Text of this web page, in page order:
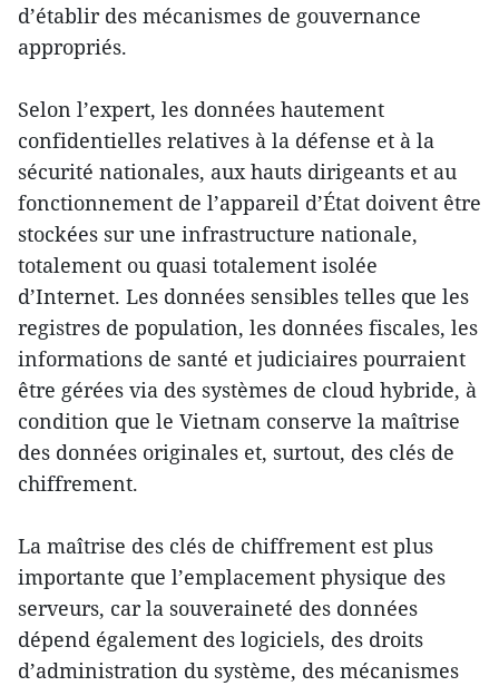
d’établir des mécanismes de gouvernance
appropriés.
Selon l’expert, les données hautement
confidentielles relatives à la défense et à la
sécurité nationales, aux hauts dirigeants et au
fonctionnement de l’appareil d’État doivent être
stockées sur une infrastructure nationale,
totalement ou quasi totalement isolée
d’Internet. Les données sensibles telles que les
registres de population, les données fiscales, les
informations de santé et judiciaires pourraient
être gérées via des systèmes de cloud hybride, à
condition que le Vietnam conserve la maîtrise
des données originales et, surtout, des clés de
chiffrement.
La maîtrise des clés de chiffrement est plus
importante que l’emplacement physique des
serveurs, car la souveraineté des données
dépend également des logiciels, des droits
d’administration du système, des mécanismes